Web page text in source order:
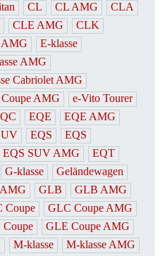
CL CL AMG
CLA
CLE AMG
CLK
E-klasse
AMG
Cabriolet AMG
Coupe AMG
e-Vito Tourer
EQE
EQE AMG
EQS
EQS
EQS SUV AMG
EQT
G-klasse
Geländewagen
GLB
GLB AMG
Coupe
GLC Coupe AMG
GLE Coupe AMG
M-klasse
M-klasse AMG